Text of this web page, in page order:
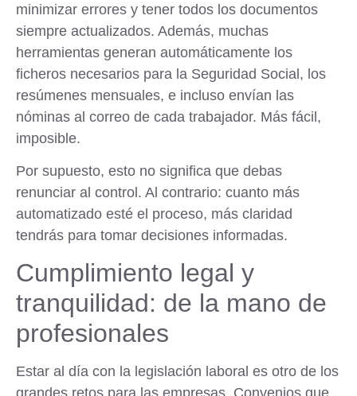
minimizar errores y tener todos los documentos
siempre actualizados. Además, muchas
herramientas generan automáticamente los
ficheros necesarios para la Seguridad Social, los
resúmenes mensuales, e incluso envían las
nóminas al correo de cada trabajador. Más fácil,
imposible.
Por supuesto, esto no significa que debas
renunciar al control. Al contrario: cuanto más
automatizado esté el proceso, más claridad
tendrás para tomar decisiones informadas.
Cumplimiento legal y
tranquilidad: de la mano de
profesionales
Estar al día con la legislación laboral es otro de los